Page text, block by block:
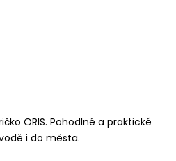
ORIS. Pohodlné a praktické
i do města.